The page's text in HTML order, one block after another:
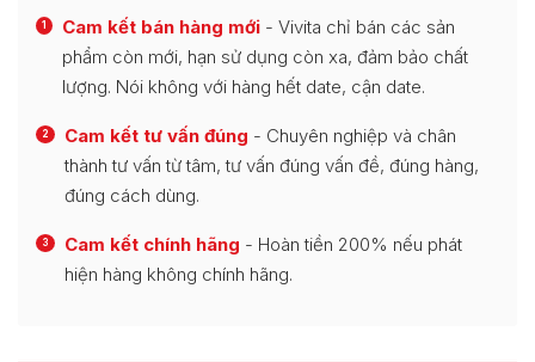
1 Cam kết bán hàng mới - Vivita chỉ bán các sản
phẩm còn mới, hạn sử dụng còn xa, đảm bảo chất
lượng. Nói không với hàng hết date, cận date.
2 Cam kết tư vấn đúng - Chuyên nghiệp và chân
thành tư vấn từ tâm, tư vấn đúng vấn đề, đúng hàng,
đúng cách dùng.
3 Cam kết chính hãng - Hoàn tiền 200% nếu phát
hiện hàng không chính hãng.